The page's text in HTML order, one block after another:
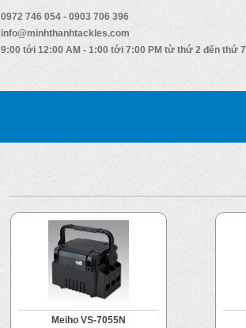
0972 746 054 - 0903 706 396
info@minhthanhtackles.com
9:00 tới 12:00 AM - 1:00 tới 7:00 PM từ thứ 2 đến thứ 7
Meiho VS-7055N